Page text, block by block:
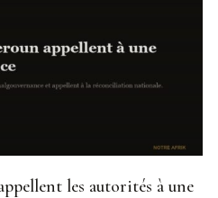
les autorités à une